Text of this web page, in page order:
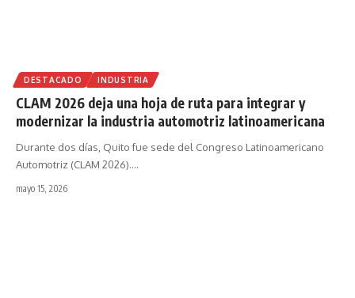
DESTACADO INDUSTRIA
CLAM 2026 deja una hoja de ruta para integrar y
modernizar la industria automotriz latinoamericana
Durante dos días, Quito fue sede del Congreso Latinoamericano
Automotriz (CLAM 2026).…
mayo 15, 2026